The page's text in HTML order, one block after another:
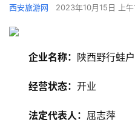
西安旅游网 2023年10月15日 上
企业名称： 陕西野行蛙
经营状态： 开业
法定代表人： 屈志萍